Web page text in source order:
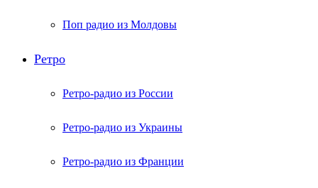
Поп радио из Молдовы
Ретро
Ретро-радио из России
Ретро-радио из Украины
Ретро-радио из Франции